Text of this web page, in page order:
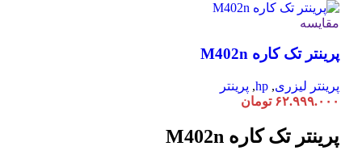
مقایسه
پرینتر تک کاره M402n
پرینتر لیزری,
hp
, پرینتر
۶۲.۹۹۹.۰۰۰ تومان
پرینتر تک کاره M402n